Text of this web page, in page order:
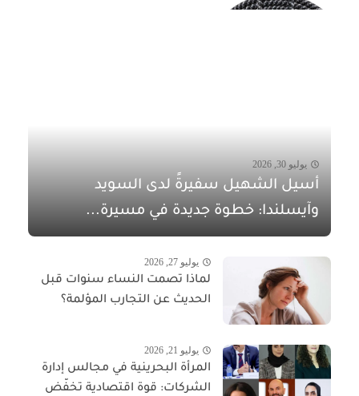
يوليو 30, 2026
أسيل الشهيل سفيرةً لدى السويد
وآيسلندا: خطوة جديدة في مسيرة...
يوليو 27, 2026
لماذا تصمت النساء سنوات قبل
الحديث عن التجارب المؤلمة؟
يوليو 21, 2026
المرأة البحرينية في مجالس إدارة
الشركات: قوة اقتصادية تخفّض